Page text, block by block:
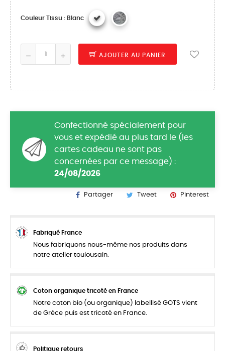
Couleur Tissu : Blanc
AJOUTER AU PANIER
Confectionné spécialement pour
vous et expédié au plus tard le (les
cartes cadeau ne sont pas
concernées par ce message) :
24/08/2026
Partager Tweet Pinterest
Fabriqué France
Nous fabriquons nous-même nos produits dans
notre atelier toulousain.
Coton organique tricoté en France
Notre coton bio (ou organique) labellisé GOTS vient
de Grèce puis est tricoté en France.
Politique retours